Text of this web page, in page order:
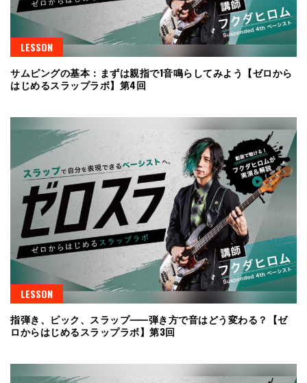
LESSON
サムピングの基本：まずは親指で1音鳴らしてみよう【ゼロから
はじめるスラップラボ】第4回
LESSON
指弾き、ピック、スラップ⸺弾き方で音はどう変わる？【ゼ
ロからはじめるスラップラボ】第3回